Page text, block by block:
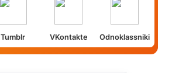
Tumblr VKontakte Odnoklassniki